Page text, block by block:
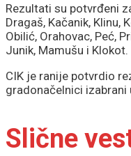
Rezultati su potvrđeni
Dragaš, Kačanik, Klinu,
Obilić, Orahovac, Peć,
Junik, Mamušu i Klokot.
CIK je ranije potvrdio
gradonačelnici izabrani
Slične